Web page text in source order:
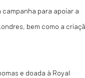
para apoiar a
bem como a
e doada à Royal